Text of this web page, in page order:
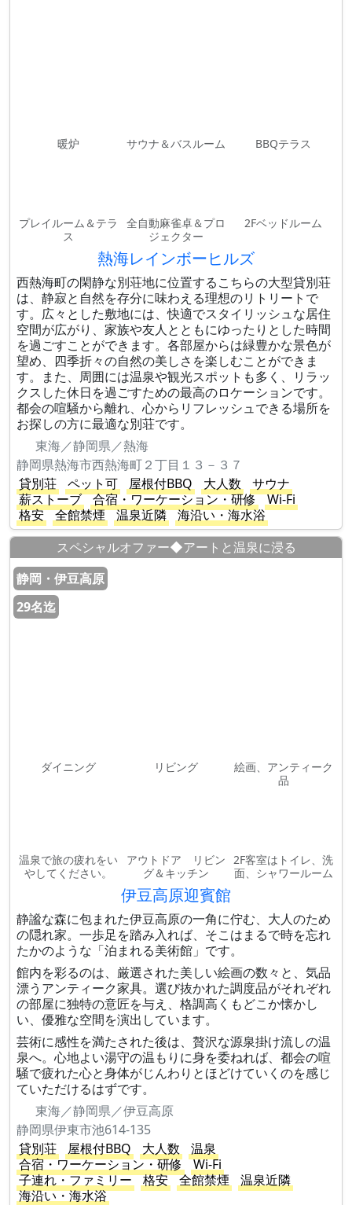
暖炉 サウナ＆バスルーム BBQテラス
プレイルーム＆テラ
ス
全自動麻雀卓＆プロ
ジェクター
2Fベッドルーム
熱海レインボーヒルズ
西熱海町の閑静な別荘地に位置するこちらの大型貸別荘
は、静寂と自然を存分に味わえる理想のリトリートで
す。広々とした敷地には、快適でスタイリッシュな居住
空間が広がり、家族や友人とともにゆったりとした時間
を過ごすことができます。各部屋からは緑豊かな景色が
望め、四季折々の自然の美しさを楽しむことができま
す。また、周囲には温泉や観光スポットも多く、リラッ
クスした休日を過ごすための最高のロケーションです。
都会の喧騒から離れ、心からリフレッシュできる場所を
お探しの方に最適な別荘です。
東海／静岡県／熱海
静岡県熱海市西熱海町２丁目１３－３７
貸別荘
ペット可 屋根付BBQ 大人数
サウナ
薪ストーブ
合宿・ワーケーション・研修
Wi-Fi
格安
全館禁煙 温泉近隣
海沿い・海水浴
スペシャルオファー◆アートと温泉に浸る
静岡・伊豆高原
29名迄
ダイニング リビング
絵画、アンティーク
品
温泉で旅の疲れをい
やしてください。
アウトドア リビン
グ＆キッチン
2F客室はトイレ、洗
面、シャワールーム
伊豆高原迎賓館
静謐な森に包まれた伊豆高原の一角に佇む、大人のため
の隠れ家。一歩足を踏み入れば、そこはまるで時を忘れ
たかのような「泊まれる美術館」です。
館内を彩るのは、厳選された美しい絵画の数々と、気品
漂うアンティーク家具。選び抜かれた調度品がそれぞれ
の部屋に独特の意匠を与え、格調高くもどこか懐かし
い、優雅な空間を演出しています。
芸術に感性を満たされた後は、贅沢な源泉掛け流しの温
泉へ。心地よい湯守の温もりに身を委ねれば、都会の喧
騒で疲れた心と身体がじんわりとほどけていくのを感じ
ていただけるはずです。
東海／静岡県／伊豆高原
静岡県伊東市池614-135
貸別荘
屋根付BBQ 大人数
温泉
合宿・ワーケーション・研修
Wi-Fi
子連れ・ファミリー
格安 全館禁煙
温泉近隣
海沿い・海水浴